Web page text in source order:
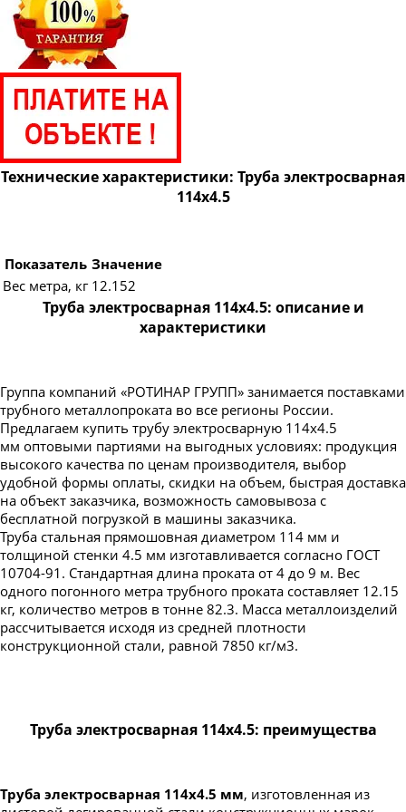
Труба электросварная 820
Труба электросварная 920
Труба электросварная 1020
Труба электросварная 1220
Труба электросварная 1420
Технические характеристики: Труба электросварная
114х4.5
Показатель Значение
Вес метра, кг 12.152
Труба электросварная 114х4.5: описание и
характеристики
Группа компаний «РОТИНАР ГРУПП» занимается поставками
трубного металлопроката во все регионы России.
Предлагаем купить трубу электросварную 114х4.5
мм оптовыми партиями на выгодных условиях: продукция
высокого качества по ценам производителя, выбор
удобной формы оплаты, скидки на объем, быстрая доставка
на объект заказчика, возможность самовывоза с
бесплатной погрузкой в машины заказчика.
Труба стальная прямошовная диаметром 114 мм и
толщиной стенки 4.5 мм изготавливается согласно ГОСТ
10704-91. Стандартная длина проката от 4 до 9 м. Вес
одного погонного метра трубного проката составляет 12.15
кг, количество метров в тонне 82.3. Масса металлоизделий
рассчитывается исходя из средней плотности
конструкционной стали, равной 7850 кг/м3.
Труба электросварная 114х4.5: преимущества
Труба электросварная 114х4.5 мм, изготовленная из